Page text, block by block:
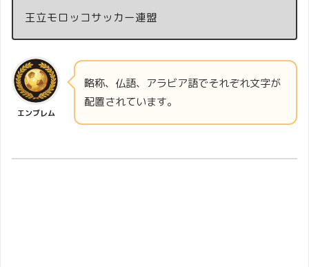
王立モロッコサッカー連盟
エンブレム
略称、仏語、アラビア語でそれぞれ文字が
配置されています。